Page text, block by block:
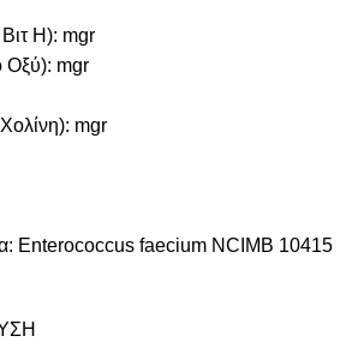
Βιτ Η): mgr
Οξύ): mgr
mgr
Enterococcus faecium NCIMB 10415